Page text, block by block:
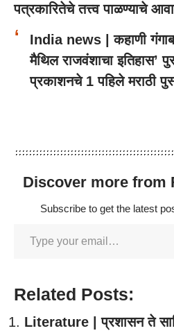
पत्रकारितेचे तत्त्व पाळण्याचे
India news | कहाणी
मैथिल राजवंशाचा इतिहास’
प्रकाशनचे 1 पहिले मराठी
Discover more from
Subscribe to get the latest
Related Posts:
Literature | प्रशासन ते